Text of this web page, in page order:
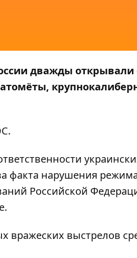
дважды открывали
факта нарушения
Российской
вражеских выстрелов